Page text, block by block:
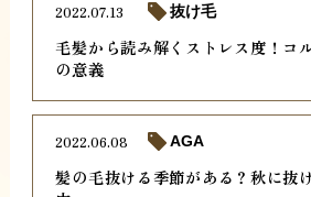
毛髪から読み解くストレス度！コ
の意義
2022.07.13 抜け毛
髪の毛抜ける季節がある？秋に抜
2022.06.08 AGA